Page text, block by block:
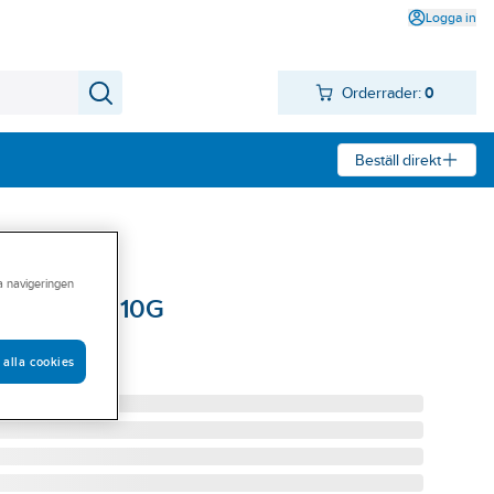
Logga in
Orderrader: 0
Beställ direkt
10G
10G
navigeringen
alla cookies